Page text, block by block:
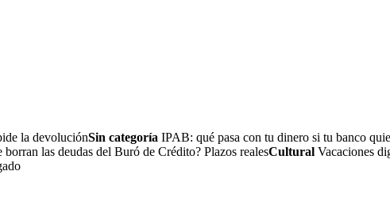
la devoluciónSin categoría IPAB: qué pasa con tu dinero si tu banco
borran las deudas del Buró de Crédito? Plazos realesCultural Vacaciones